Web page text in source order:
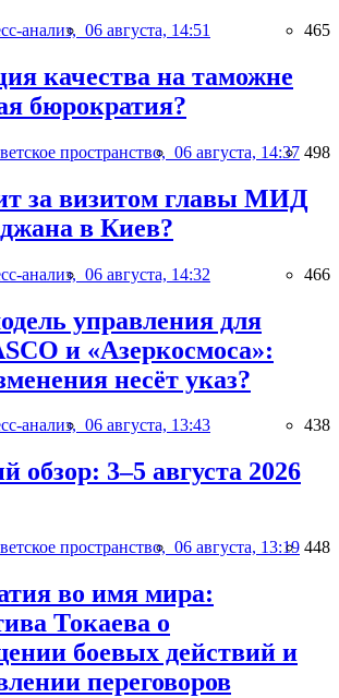
анализ, 06 августа, 14:51 465
качества на таможне
бюрократия?
пространство, 06 августа, 14:37 498
за визитом главы МИД
в Киев?
анализ, 06 августа, 14:32 466
управления для
и «Азеркосмоса»:
несёт указ?
анализ, 06 августа, 13:43 438
обзор: 3–5 августа 2026
пространство, 06 августа, 13:19 448
во имя мира:
Токаева о
боевых действий и
переговоров